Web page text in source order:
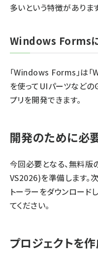
多いという特徴がありま
Windows Forms
「Windows Forms」は「
を使ってUIパーツなどの
プリを開発できます。
開発のために必
今回必要となる、無料版
VS2026)を準備します。
トーラーをダウンロード
てください。
プロジェクトを